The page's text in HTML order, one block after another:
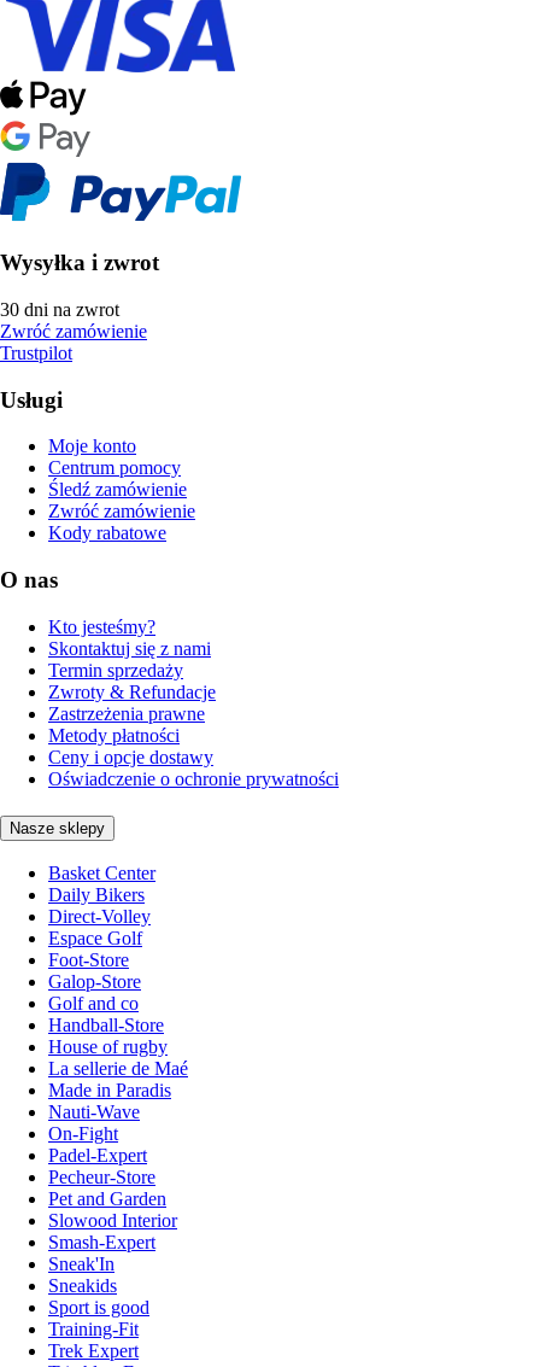
Wysyłka i zwrot
30 dni na zwrot
Zwróć zamówienie
Trustpilot
Usługi
Moje konto
Centrum pomocy
Śledź zamówienie
Zwróć zamówienie
Kody rabatowe
O nas
Kto jesteśmy?
Skontaktuj się z nami
Termin sprzedaży
Zwroty & Refundacje
Zastrzeżenia prawne
Metody płatności
Ceny i opcje dostawy
Oświadczenie o ochronie prywatności
Nasze sklepy
Basket Center
Daily Bikers
Direct-Volley
Espace Golf
Foot-Store
Galop-Store
Golf and co
Handball-Store
House of rugby
La sellerie de Maé
Made in Paradis
Nauti-Wave
On-Fight
Padel-Expert
Pecheur-Store
Pet and Garden
Slowood Interior
Smash-Expert
Sneak'In
Sneakids
Sport is good
Training-Fit
Trek Expert